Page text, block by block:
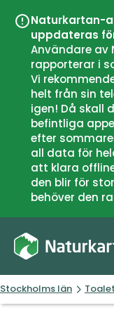
Naturkartan-
uppdateras
Användare av
rapporterar i
Vi
helt från sin
igen! Då skall
befintliga
efter
all data för
att klara
den blir för
behöver den
Stockholms län